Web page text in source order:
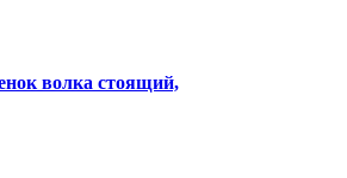
волка стоящий,